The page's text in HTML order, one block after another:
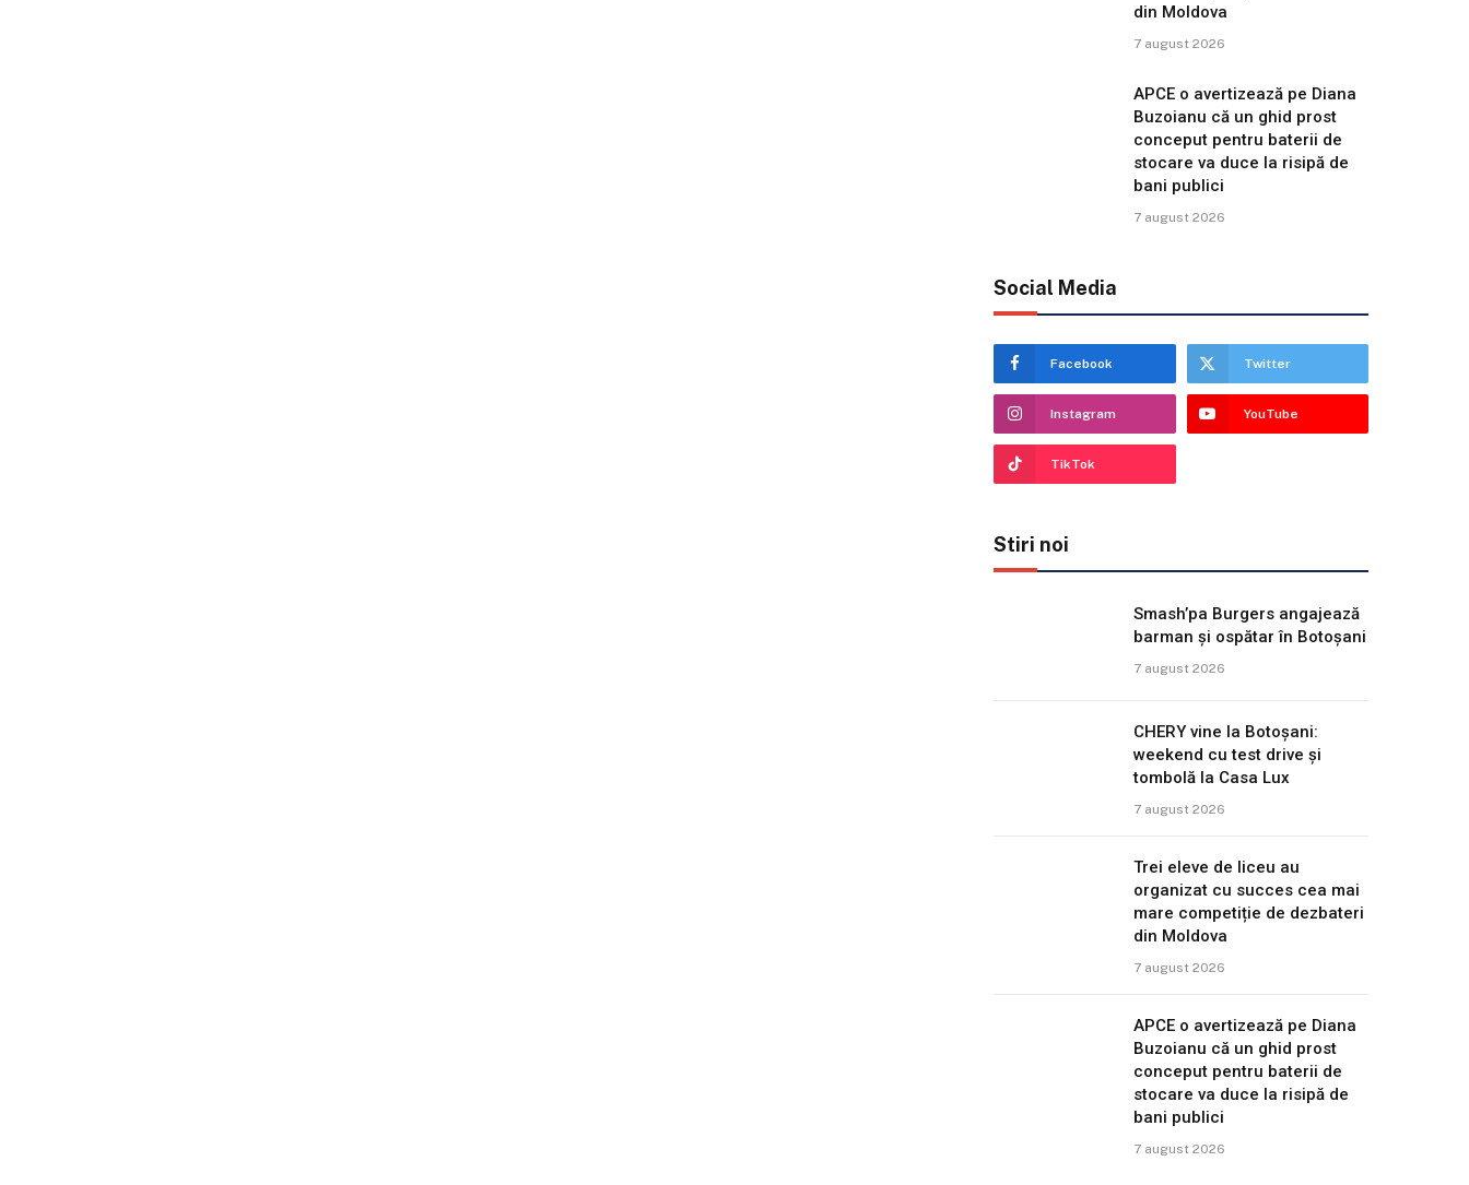
din Moldova
7 august 2026
APCE o avertizează pe Diana
Buzoianu că un ghid prost
conceput pentru baterii de
stocare va duce la risipă de
bani publici
7 august 2026
Social Media
Facebook Twitter
Instagram YouTube
TikTok
Stiri noi
Smash’pa Burgers angajează
barman și ospătar în Botoșani
7 august 2026
CHERY vine la Botoșani:
weekend cu test drive și
tombolă la Casa Lux
7 august 2026
Trei eleve de liceu au
organizat cu succes cea mai
mare competiție de dezbateri
din Moldova
7 august 2026
APCE o avertizează pe Diana
Buzoianu că un ghid prost
conceput pentru baterii de
stocare va duce la risipă de
bani publici
7 august 2026